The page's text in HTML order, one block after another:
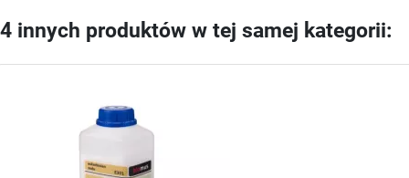
4 innych produktów w tej samej kategorii: